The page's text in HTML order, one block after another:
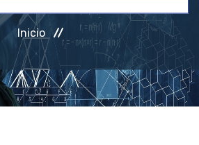
Inicio